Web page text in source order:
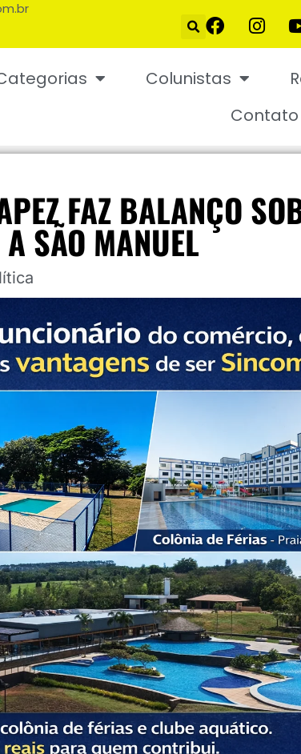
Colunistas
Contato
FAZ BALANÇO
A SÃO MANUEL